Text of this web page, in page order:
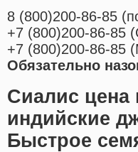
8 (800)200-86-85 (
+7 (800)200-86-85 (
+7 (800)200-86-85 (
Обязательно
Сиалис цена
индийские
Быстрое